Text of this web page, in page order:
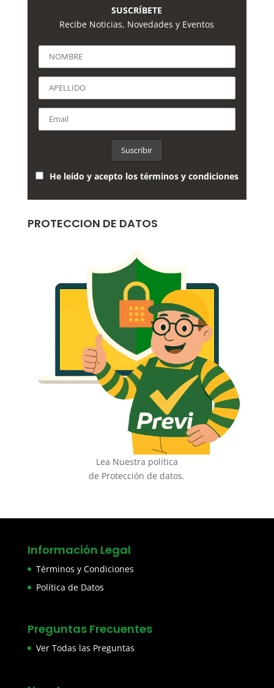
SUSCRÍBETE
Recibe Noticias, Novedades y Eventos
He leído y acepto los términos y condiciones
PROTECCION DE DATOS
Lea Nuestra política
de Protección de datos.
Información Legal
Términos y Condiciones
Política de Datos
Preguntas Frecuentes
Ver Todas las Preguntas